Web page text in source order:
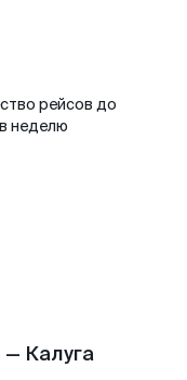
рейсов до
неделю
Калуга